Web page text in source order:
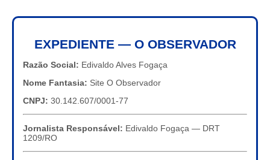
EXPEDIENTE — O OBSERVADOR
Razão Social: Edivaldo Alves Fogaça
Nome Fantasia: Site O Observador
CNPJ: 30.142.607/0001-77
Jornalista Responsável: Edivaldo Fogaça — DRT
1209/RO